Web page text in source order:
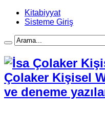
Kitabiyyat
Sisteme Giriş
Çolaker Kişisel
ve deneme